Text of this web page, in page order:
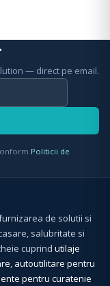
— direct pe email.
Politicii de
de solutii si
salubritate si
cuprind utilaje
, autoutilitare pentru
pentru curatenie